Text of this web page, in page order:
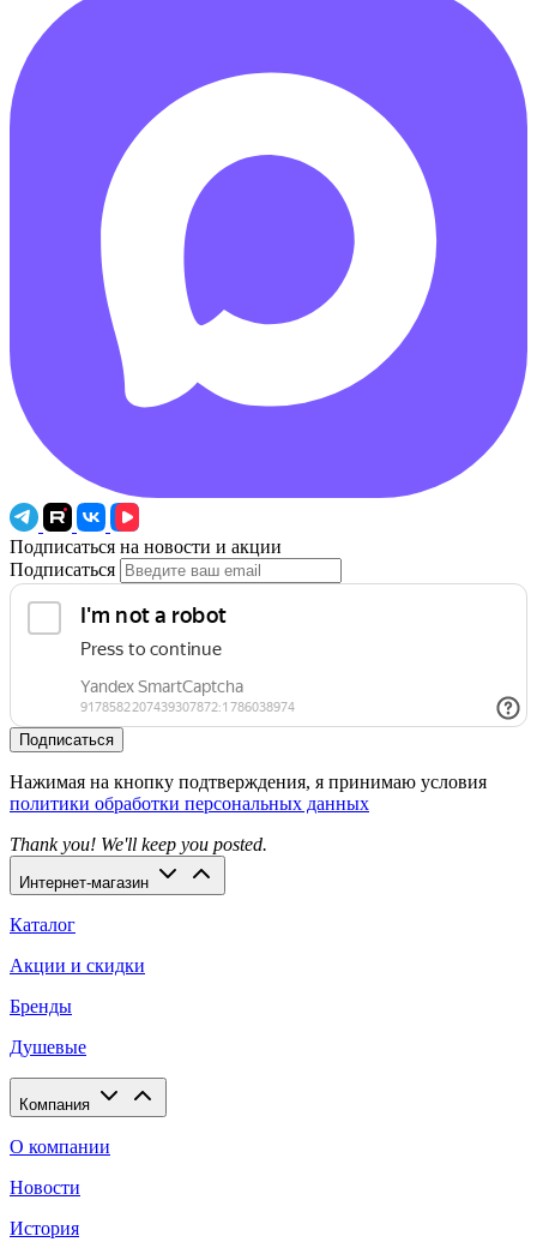
Подписаться на новости и акции
Подписаться
Подписаться
Нажимая на кнопку подтверждения, я принимаю условия
политики обработки персональных данных
Thank you! We'll keep you posted.
Интернет-магазин
Каталог
Акции и скидки
Бренды
Душевые
Компания
О компании
Новости
История